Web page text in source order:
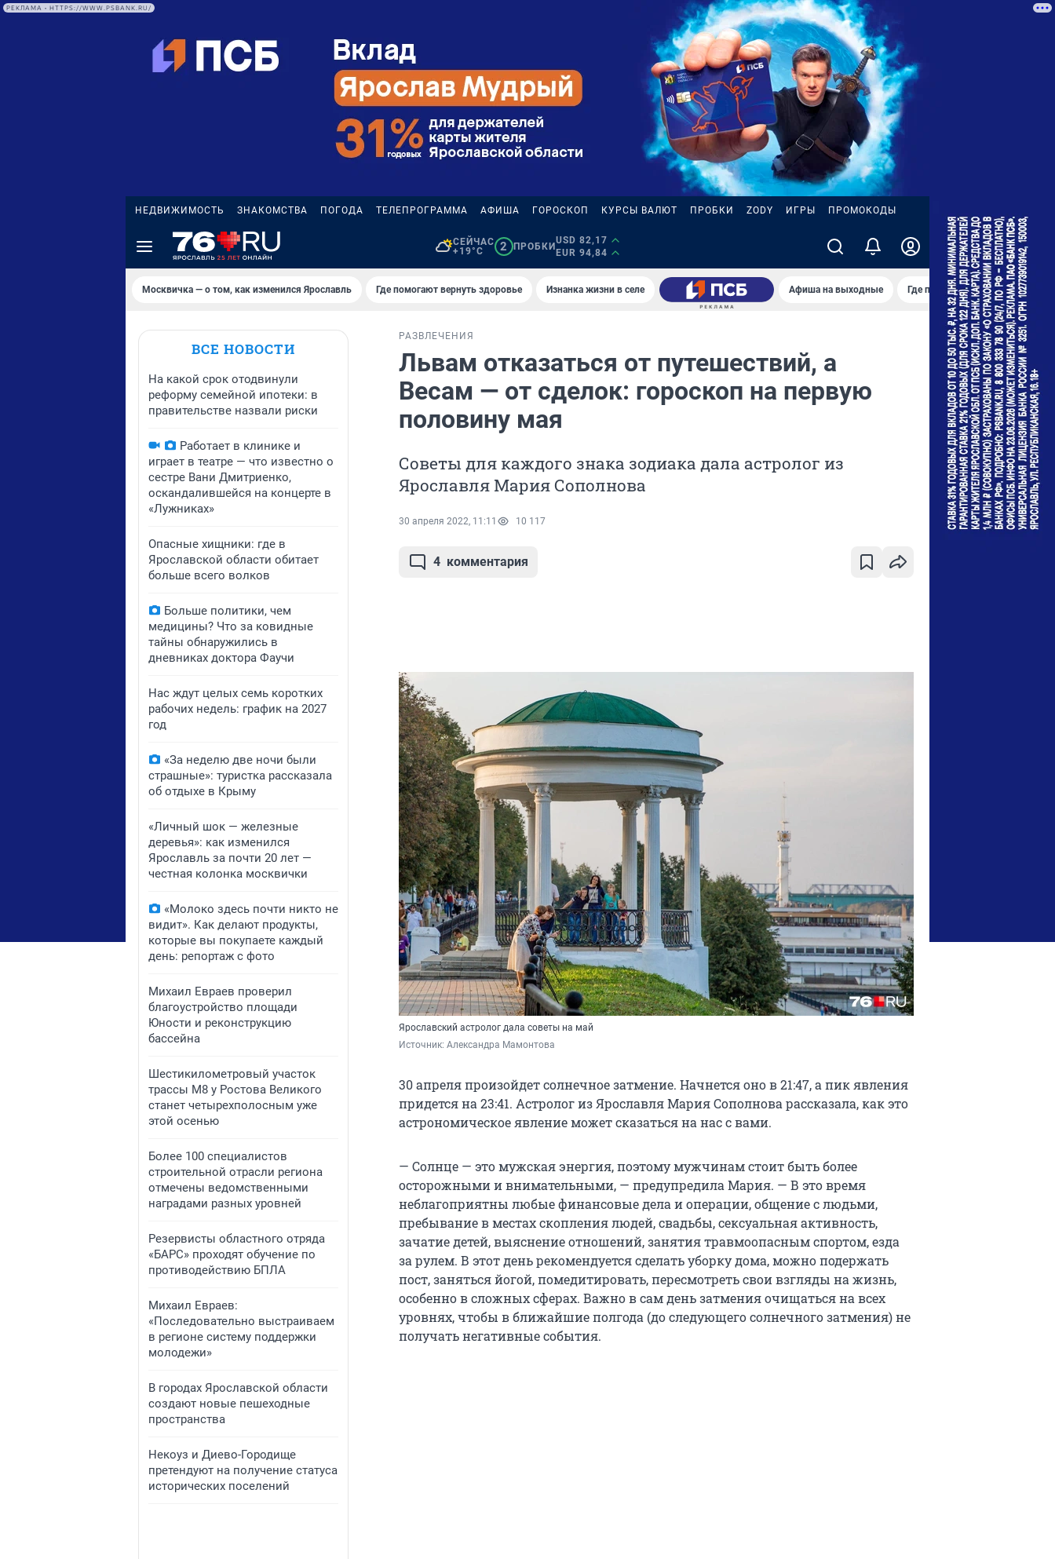
РЕКЛАМА • HTTPS://WWW.PSBANK.RU/
НЕДВИЖИМОСТЬ ЗНАКОМСТВА ПОГОДА ТЕЛЕПРОГРАММА АФИША ГОРОСКОП КУРСЫ ВАЛЮТ ПРОБКИ ZODY ИГРЫ ПРОМОКОДЫ
СЕЙЧАС
+19°C
2 ПРОБКИ
USD 82,17
EUR 94,84
Москвичка — о том, как изменился Ярославль Где помогают вернуть здоровье Изнанка жизни в селе Афиша на выходные Где поймать настоящее лето
ВСЕ НОВОСТИ
На какой срок отодвинули
реформу семейной ипотеки: в
правительстве назвали риски
Работает в клинике и
играет в театре — что известно о
сестре Вани Дмитриенко,
оскандалившейся на концерте в
«Лужниках»
Опасные хищники: где в
Ярославской области обитает
больше всего волков
Больше политики, чем
медицины? Что за ковидные
тайны обнаружились в
дневниках доктора Фаучи
Нас ждут целых семь коротких
рабочих недель: график на 2027
год
«За неделю две ночи были
страшные»: туристка рассказала
об отдыхе в Крыму
«Личный шок — железные
деревья»: как изменился
Ярославль за почти 20 лет —
честная колонка москвички
«Молоко здесь почти никто не
видит». Как делают продукты,
которые вы покупаете каждый
день: репортаж с фото
​Михаил Евраев проверил
благоустройство площади
Юности и реконструкцию
бассейна
​Шестикилометровый участок
трассы М8 у Ростова Великого
станет четырехполосным уже
этой осенью
​Более 100 специалистов
строительной отрасли региона
отмечены ведомственными
наградами разных уровней
​Резервисты областного отряда
«БАРС» проходят обучение по
противодействию БПЛА
​Михаил Евраев:
«Последовательно выстраиваем
в регионе систему поддержки
молодежи»
​В городах Ярославской области
создают новые пешеходные
пространства
​Некоуз и Диево-Городище
претендуют на получение статуса
исторических поселений
РАЗВЛЕЧЕНИЯ
Львам отказаться от путешествий, а
Весам — от сделок: гороскоп на первую
половину мая
Советы для каждого знака зодиака дала астролог из
Ярославля Мария Сополнова
30 апреля 2022, 11:11 10 117
4 комментария
Ярославский астролог дала советы на май
Источник: Александра Мамонтова
30 апреля произойдет солнечное затмение. Начнется оно в 21:47, а пик явления
придется на 23:41. Астролог из Ярославля Мария Сополнова рассказала, как это
астрономическое явление может сказаться на нас с вами.
— Солнце — это мужская энергия, поэтому мужчинам стоит быть более
осторожными и внимательными, — предупредила Мария. — В это время
неблагоприятны любые финансовые дела и операции, общение с людьми,
пребывание в местах скопления людей, свадьбы, сексуальная активность,
зачатие детей, выяснение отношений, занятия травмоопасным спортом, езда
за рулем. В этот день рекомендуется сделать уборку дома, можно подержать
пост, заняться йогой, помедитировать, пересмотреть свои взгляды на жизнь,
особенно в сложных сферах. Важно в сам день затмения очищаться на всех
уровнях, чтобы в ближайшие полгода (до следующего солнечного затмения) не
получать негативные события.